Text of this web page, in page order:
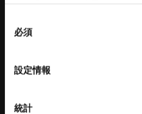
必須
設定情報
統計
回転シリンダ
NC円テーブルオプション
バイス部品
ワークグリッパ
自動化ソリューション